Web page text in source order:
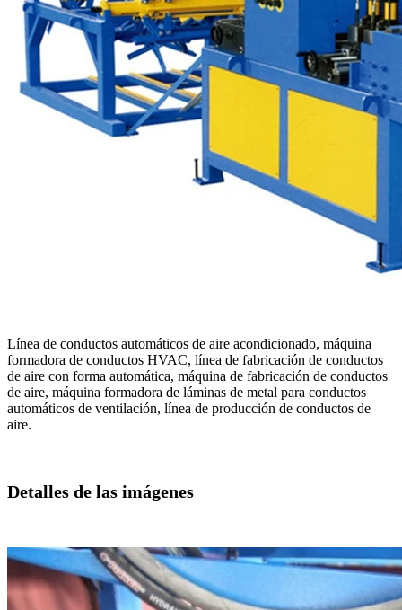
Línea de conductos automáticos de aire acondicionado, máquina
formadora de conductos HVAC, línea de fabricación de conductos
de aire con forma automática, máquina de fabricación de conductos
de aire, máquina formadora de láminas de metal para conductos
automáticos de ventilación, línea de producción de conductos de
aire.
Detalles de las imágenes